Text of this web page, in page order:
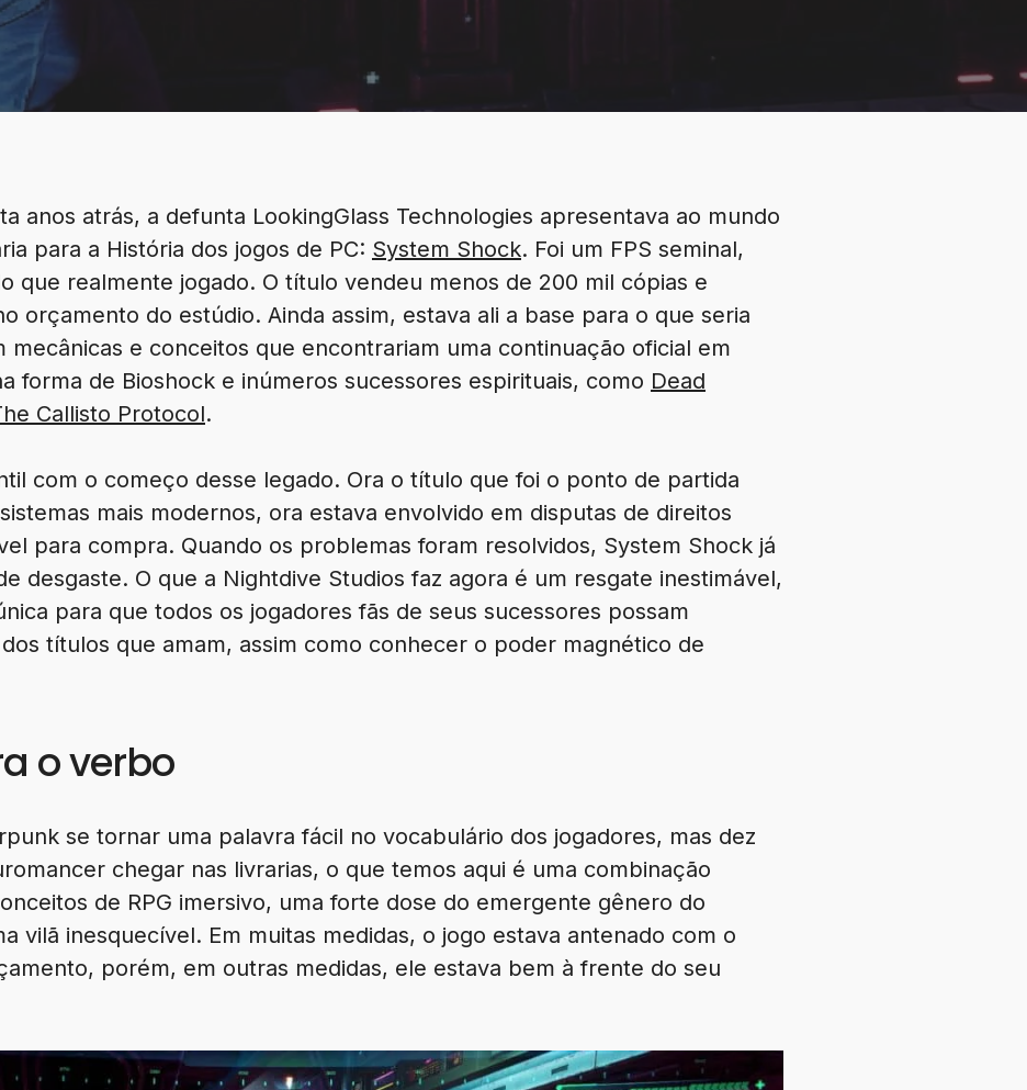
anos atrás, a defunta LookingGlass Technologies apresentava ao mundo
para a História dos jogos de PC: System Shock. Foi um FPS seminal,
que realmente jogado. O título vendeu menos de 200 mil cópias e
orçamento do estúdio. Ainda assim, estava ali a base para o que seria
mecânicas e conceitos que encontrariam uma continuação oficial em
forma de Bioshock e inúmeros sucessores espirituais, como Dead
Callisto Protocol.
com o começo desse legado. Ora o título que foi o ponto de partida
mais modernos, ora estava envolvido em disputas de direitos
para compra. Quando os problemas foram resolvidos, System Shock já
desgaste. O que a Nightdive Studios faz agora é um resgate inestimável,
para que todos os jogadores fãs de seus sucessores possam
títulos que amam, assim como conhecer o poder magnético de
o verbo
se tornar uma palavra fácil no vocabulário dos jogadores, mas dez
chegar nas livrarias, o que temos aqui é uma combinação
de RPG imersivo, uma forte dose do emergente gênero do
vilã inesquecível. Em muitas medidas, o jogo estava antenado com o
porém, em outras medidas, ele estava bem à frente do seu